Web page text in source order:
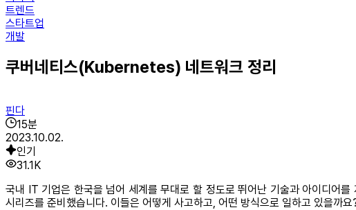
트렌드
스타트업
개발
쿠버네티스(Kubernetes) 네트워크 정리
핀다
15분
2023.10.02.
인기
31.1K
국내 IT 기업은 한국을 넘어 세계를 무대로 할 정도로 뛰어난 기술과 아이디어
시리즈를 준비했습니다. 이들은 어떻게 사고하고, 어떤 방식으로 일하고 있을까요